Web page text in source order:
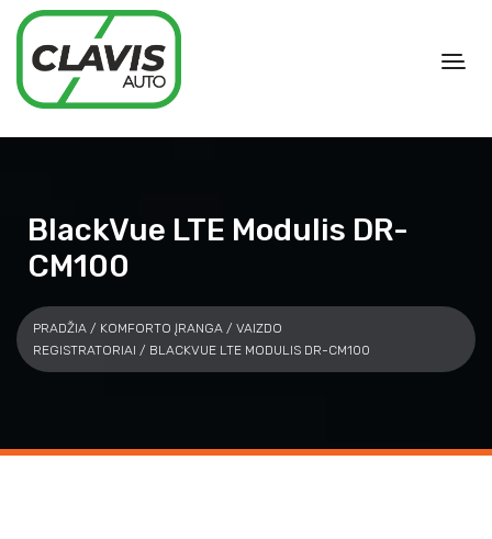
BlackVue LTE Modulis DR-
CM100
PRADŽIA / KOMFORTO ĮRANGA / VAIZDO
REGISTRATORIAI / BLACKVUE LTE MODULIS DR-CM100